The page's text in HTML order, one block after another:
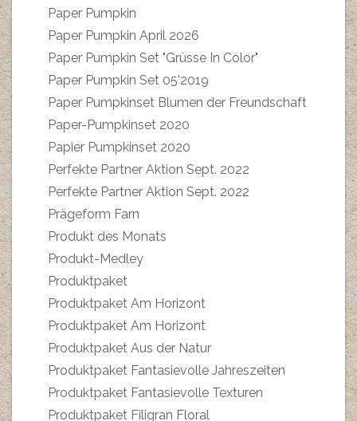
Paper Pumpkin
Paper Pumpkin April 2026
Paper Pumpkin Set "Grüsse In Color"
Paper Pumpkin Set 05'2019
Paper Pumpkinset Blumen der Freundschaft
Paper-Pumpkinset 2020
Papier Pumpkinset 2020
Perfekte Partner Aktion Sept. 2022
Perfekte Partner Aktion Sept. 2022
Prägeform Farn
Produkt des Monats
Produkt-Medley
Produktpaket
Produktpaket Am Horizont
Produktpaket Am Horizont
Produktpaket Aus der Natur
Produktpaket Fantasievolle Jahreszeiten
Produktpaket Fantasievolle Texturen
Produktpaket Filigran Floral